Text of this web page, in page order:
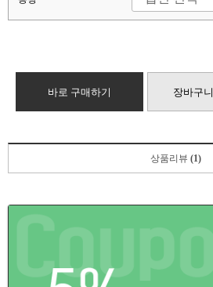
바로 구매하기 장바구니
상품리뷰 (1)